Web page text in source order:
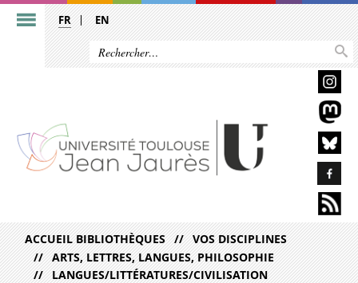
FR EN
ACCUEIL BIBLIOTHÈQUES
VOS DISCIPLINES
ARTS, LETTRES, LANGUES, PHILOSOPHIE
LANGUES/LITTÉRATURES/CIVILISATION